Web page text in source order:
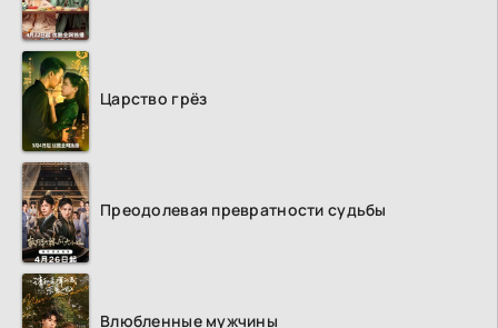
Царство грёз
Преодолевая превратности судьбы
Влюбленные мужчины